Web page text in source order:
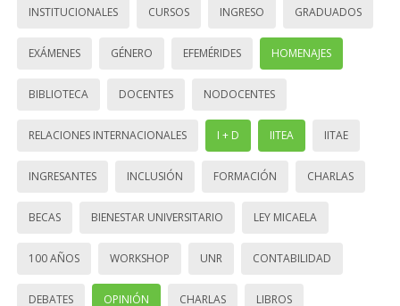
INSTITUCIONALES CURSOS INGRESO GRADUADOS
EXÁMENES GÉNERO EFEMÉRIDES HOMENAJES
BIBLIOTECA DOCENTES NODOCENTES
RELACIONES INTERNACIONALES I + D IITEA IITAE
INGRESANTES INCLUSIÓN FORMACIÓN CHARLAS
BECAS BIENESTAR UNIVERSITARIO LEY MICAELA
100 AÑOS WORKSHOP UNR CONTABILIDAD
DEBATES OPINIÓN CHARLAS LIBROS